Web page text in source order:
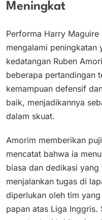
Meningkat
Performa Harry
mengalami peningkatan
kedatangan Ruben
beberapa pertandingan
kemampuan defensif
baik, menjadikannya
dalam skuat.
Amorim memberikan
mencatat bahwa ia
biasa dan dedikasi
menjalankan tugas di
diperlukan oleh tim
papan atas Liga Inggris.